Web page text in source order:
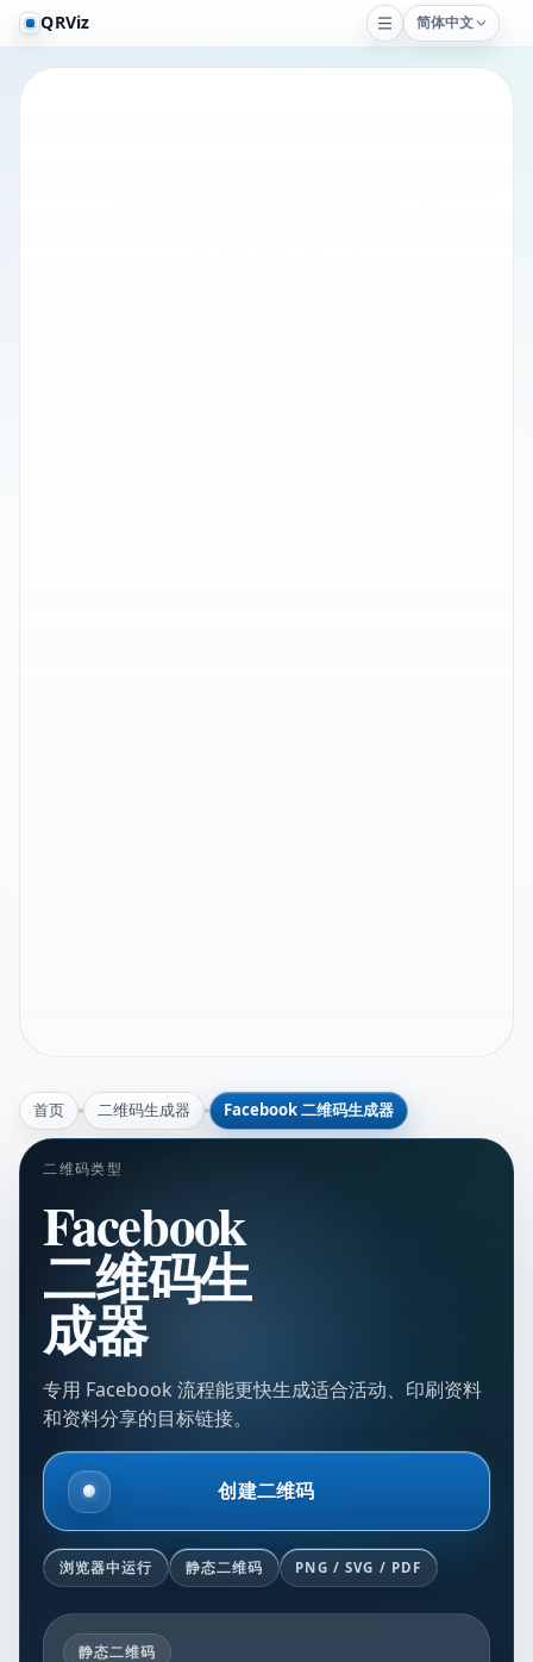
QRViz 简体中文
首页 二维码生成器 Facebook 二维码生成器
二维码类型
Facebook
二维码生
成器
专用 Facebook 流程能更快生成适合活动、印刷资料
和资料分享的目标链接。
创建二维码
浏览器中运行 静态二维码 PNG / SVG / PDF
静态二维码